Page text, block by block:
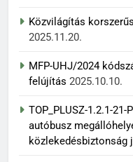
Közvilágítás
2025.11.20.
MFP-UHJ/2024
felújítás 2025.10.10.
TOP_PLUSZ-1.2.1-21-
autóbusz
közlekedésbiztonság